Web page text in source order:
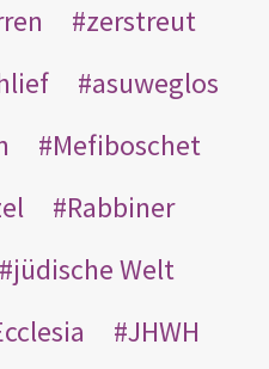
zerstreut
asuweglos
Mefiboschet
Rabbiner
jüdische Welt
JHWH